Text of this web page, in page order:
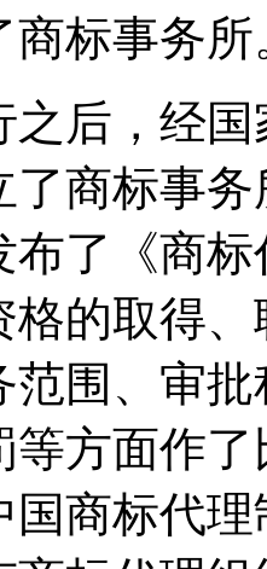
商标事务所
之后，经
商标事
布了《商
格的取得
范围、审
等方面作
商标代